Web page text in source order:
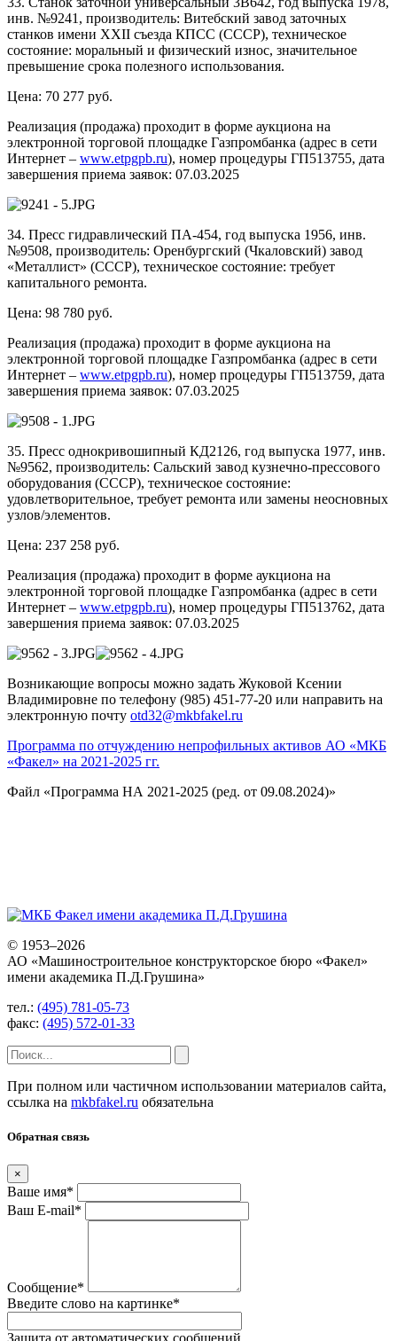
инв. №9241, производитель: Витебский завод заточных
станков имени XXII съезда КПСС (СССР), техническое
состояние: моральный и физический износ, значительное
превышение срока полезного использования.
Цена: 70 277 руб.
Реализация (продажа) проходит в форме аукциона на
электронной торговой площадке Газпромбанка (адрес в сети
Интернет – www.etpgpb.ru), номер процедуры ГП513755, дата
завершения приема заявок: 07.03.2025
34. Пресс гидравлический ПА-454, год выпуска 1956, инв.
№9508, производитель: Оренбургский (Чкаловский) завод
«Металлист» (СССР), техническое состояние: требует
капитального ремонта.
Цена: 98 780 руб.
Реализация (продажа) проходит в форме аукциона на
электронной торговой площадке Газпромбанка (адрес в сети
Интернет – www.etpgpb.ru), номер процедуры ГП513759, дата
завершения приема заявок: 07.03.2025
35. Пресс однокривошипный КД2126, год выпуска 1977, инв.
№9562, производитель: Сальский завод кузнечно-прессового
оборудования (СССР), техническое состояние:
удовлетворительное, требует ремонта или замены неосновных
узлов/элементов.
Цена: 237 258 руб.
Реализация (продажа) проходит в форме аукциона на
электронной торговой площадке Газпромбанка (адрес в сети
Интернет – www.etpgpb.ru), номер процедуры ГП513762, дата
завершения приема заявок: 07.03.2025
Возникающие вопросы можно задать Жуковой Ксении
Владимировне по телефону (985) 451-77-20 или направить на
электронную почту otd32@mkbfakel.ru
Программа по отчуждению непрофильных активов АО «МКБ
«Факел» на 2021-2025 гг.
Файл «Программа НА 2021-2025 (ред. от 09.08.2024)»
© 1953–2026
АО «Машиностроительное конструкторское бюро «Факел»
имени академика П.Д.Грушина»
тел.: (495) 781-05-73
факс: (495) 572-01-33
При полном или частичном использовании материалов сайта,
ссылка на mkbfakel.ru обязательна
Обратная связь
×
Ваше имя*
Ваш E-mail*
Сообщение*
Введите слово на картинке*
Защита от автоматических сообщений